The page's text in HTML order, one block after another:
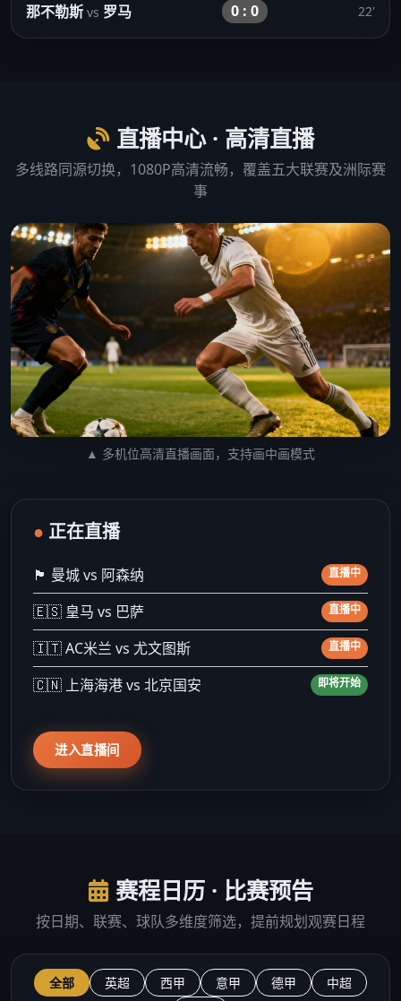
那不勒斯 vs 罗马 0 : 0 22'
直播中心 · 高清直播
多线路同源切换，1080P高清流畅，覆盖五大联赛及洲际赛
事
▲ 多机位高清直播画面，支持画中画模式
● 正在直播
🏴 曼城 vs 阿森纳 直播中
🇪🇸 皇马 vs 巴萨 直播中
🇮🇹 AC米兰 vs 尤文图斯 直播中
🇨🇳 上海海港 vs 北京国安 即将开始
进入直播间
赛程日历 · 比赛预告
按日期、联赛、球队多维度筛选，提前规划观赛日程
全部 英超 西甲 意甲 德甲 中超